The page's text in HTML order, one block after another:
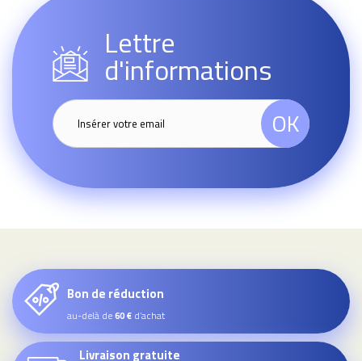
Lettre
d'informations
OK
Bon de réduction
au-delà de60 € d’achat
Livraison gratuite